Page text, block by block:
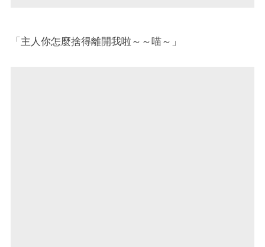
「主人你怎麼捨得離開我啦～～喵～」